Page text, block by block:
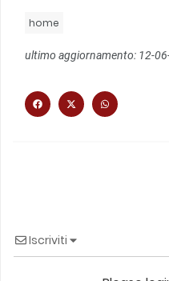
home
ultimo aggiornamento: 12-
Iscriviti